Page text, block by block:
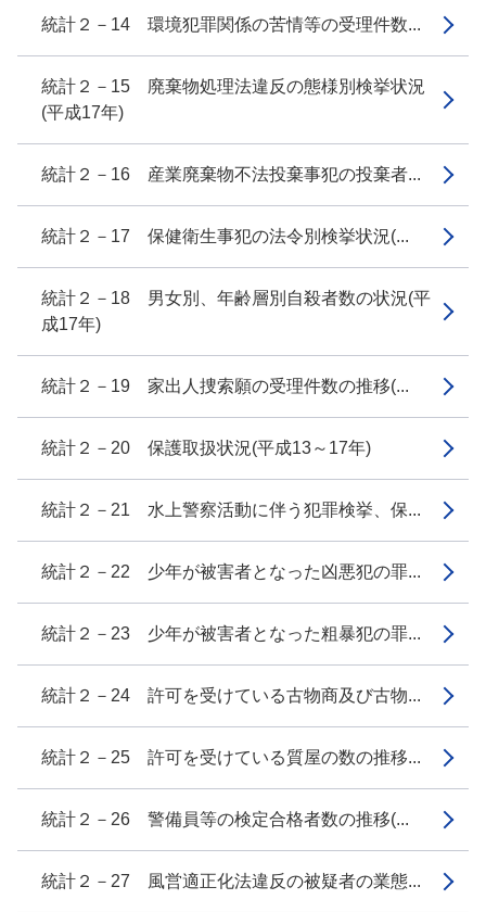
統計２－14 環境犯罪関係の苦情等の受理件数...
統計２－15 廃棄物処理法違反の態様別検挙状況
(平成17年)
統計２－16 産業廃棄物不法投棄事犯の投棄者...
統計２－17 保健衛生事犯の法令別検挙状況(...
統計２－18 男女別、年齢層別自殺者数の状況(平
成17年)
統計２－19 家出人捜索願の受理件数の推移(...
統計２－20 保護取扱状況(平成13～17年)
統計２－21 水上警察活動に伴う犯罪検挙、保...
統計２－22 少年が被害者となった凶悪犯の罪...
統計２－23 少年が被害者となった粗暴犯の罪...
統計２－24 許可を受けている古物商及び古物...
統計２－25 許可を受けている質屋の数の推移...
統計２－26 警備員等の検定合格者数の推移(...
統計２－27 風営適正化法違反の被疑者の業態...